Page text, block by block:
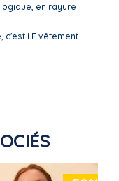
en rayure
c'est LE vêtement